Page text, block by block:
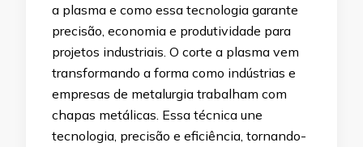
a plasma e como essa tecnologia garante
precisão, economia e produtividade para
projetos industriais. O corte a plasma vem
transformando a forma como indústrias e
empresas de metalurgia trabalham com
chapas metálicas. Essa técnica une
tecnologia, precisão e eficiência, tornando-